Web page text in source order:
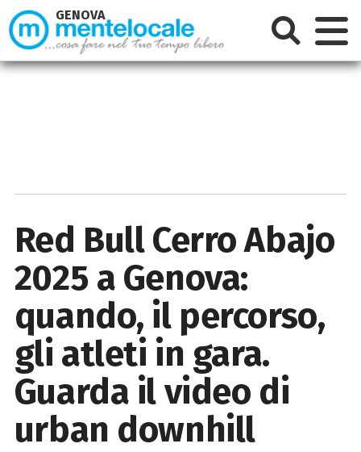
Red Bull Cerro Abajo
2025 a Genova:
quando, il percorso,
gli atleti in gara.
Guarda il video di
urban downhill
GENOVA